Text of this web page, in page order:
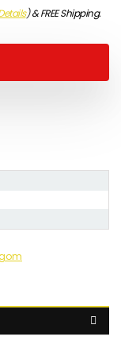
)&FREE Shipping.